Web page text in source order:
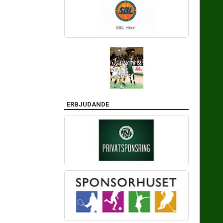
ERBJUDANDE